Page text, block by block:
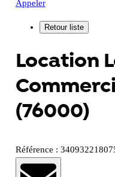
Appeler
Location
(76000)
Référence :